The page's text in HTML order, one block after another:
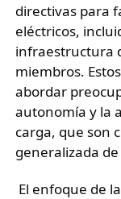
directivas para
eléctricos,
infraestructura
miembros.
abordar
autonomía y la
carga, que son
generalizada